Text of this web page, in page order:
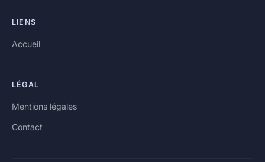
LIENS
Accueil
LÉGAL
Mentions légales
Contact